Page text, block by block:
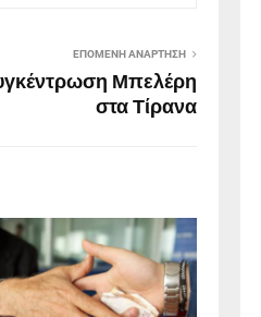
ΕΠΌΜΕΝΗ ΑΝΆΡΤΗΣΗ
Μπελέρη
στα Τίρανα